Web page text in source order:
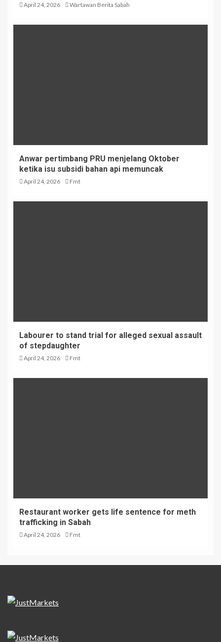
April 24, 2026 Wartawan Berita Sabah
Anwar pertimbang PRU menjelang Oktober
ketika isu subsidi bahan api memuncak
April 24, 2026 Fmt
Labourer to stand trial for alleged sexual assault
of stepdaughter
April 24, 2026 Fmt
Restaurant worker gets life sentence for meth
trafficking in Sabah
April 24, 2026 Fmt